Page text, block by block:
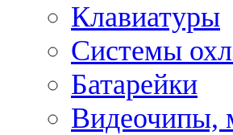
Клавиатуры
Системы
Батарейки
Видеочипы,